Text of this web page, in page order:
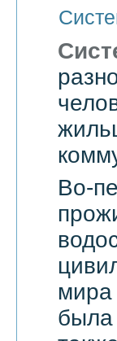
Во-
мира
была